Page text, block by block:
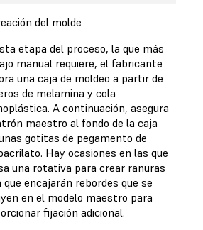
del molde
etapa del proceso, la que más
manual requiere, el fabricante
una caja de moldeo a partir de
de melamina y cola
A continuación, asegura
maestro al fondo de la caja
gotitas de pegamento de
Hay ocasiones en las que
una rotativa para crear ranuras
que encajarán rebordes que se
en el modelo maestro para
fijación adicional.